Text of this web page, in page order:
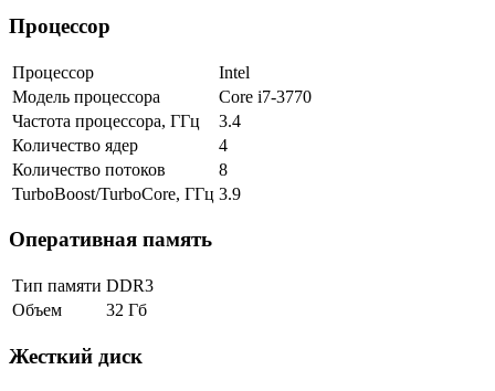
Процессор
Процессор
Intel
Модель процессора
Core i7-3770
Частота процессора, ГГц
3.4
Количество ядер
4
Количество потоков
8
TurboBoost/TurboCore, ГГц 3.9
Оперативная память
Тип памяти DDR3
Объем
32 Гб
Жесткий диск